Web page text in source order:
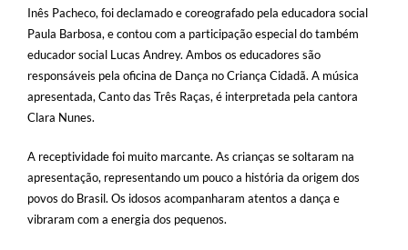
Inês Pacheco, foi declamado e coreografado pela educadora social
Paula Barbosa, e contou com a participação especial do também
educador social Lucas Andrey. Ambos os educadores são
responsáveis pela oficina de Dança no Criança Cidadã. A música
apresentada, Canto das Três Raças, é interpretada pela cantora
Clara Nunes.
A receptividade foi muito marcante. As crianças se soltaram na
apresentação, representando um pouco a história da origem dos
povos do Brasil. Os idosos acompanharam atentos a dança e
vibraram com a energia dos pequenos.